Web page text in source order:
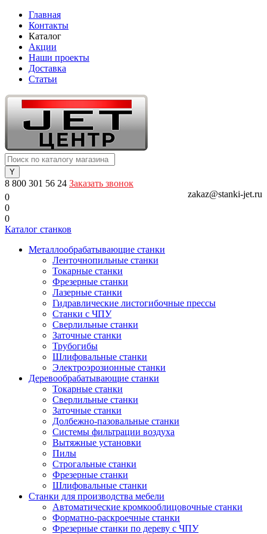
Главная
Контакты
Каталог
Акции
Наши проекты
Доставка
Статьи
8 800 301 56 24 Заказать звонок
zakaz@stanki-jet.ru
0
0
0
Каталог станков
Металлообрабатывающие станки
Ленточнопильные станки
Токарные станки
Фрезерные станки
Лазерные станки
Гидравлические листогибочные прессы
Станки с ЧПУ
Сверлильные станки
Заточные станки
Трубогибы
Шлифовальные станки
Электроэрозионные станки
Деревообрабатывающие станки
Токарные станки
Сверлильные станки
Заточные станки
Долбежно-пазовальные станки
Системы фильтрации воздуха
Вытяжные установки
Пилы
Строгальные станки
Фрезерные станки
Шлифовальные станки
Станки для производства мебели
Автоматические кромкооблицовочные станки
Форматно-раскроечные станки
Фрезерные станки по дереву с ЧПУ